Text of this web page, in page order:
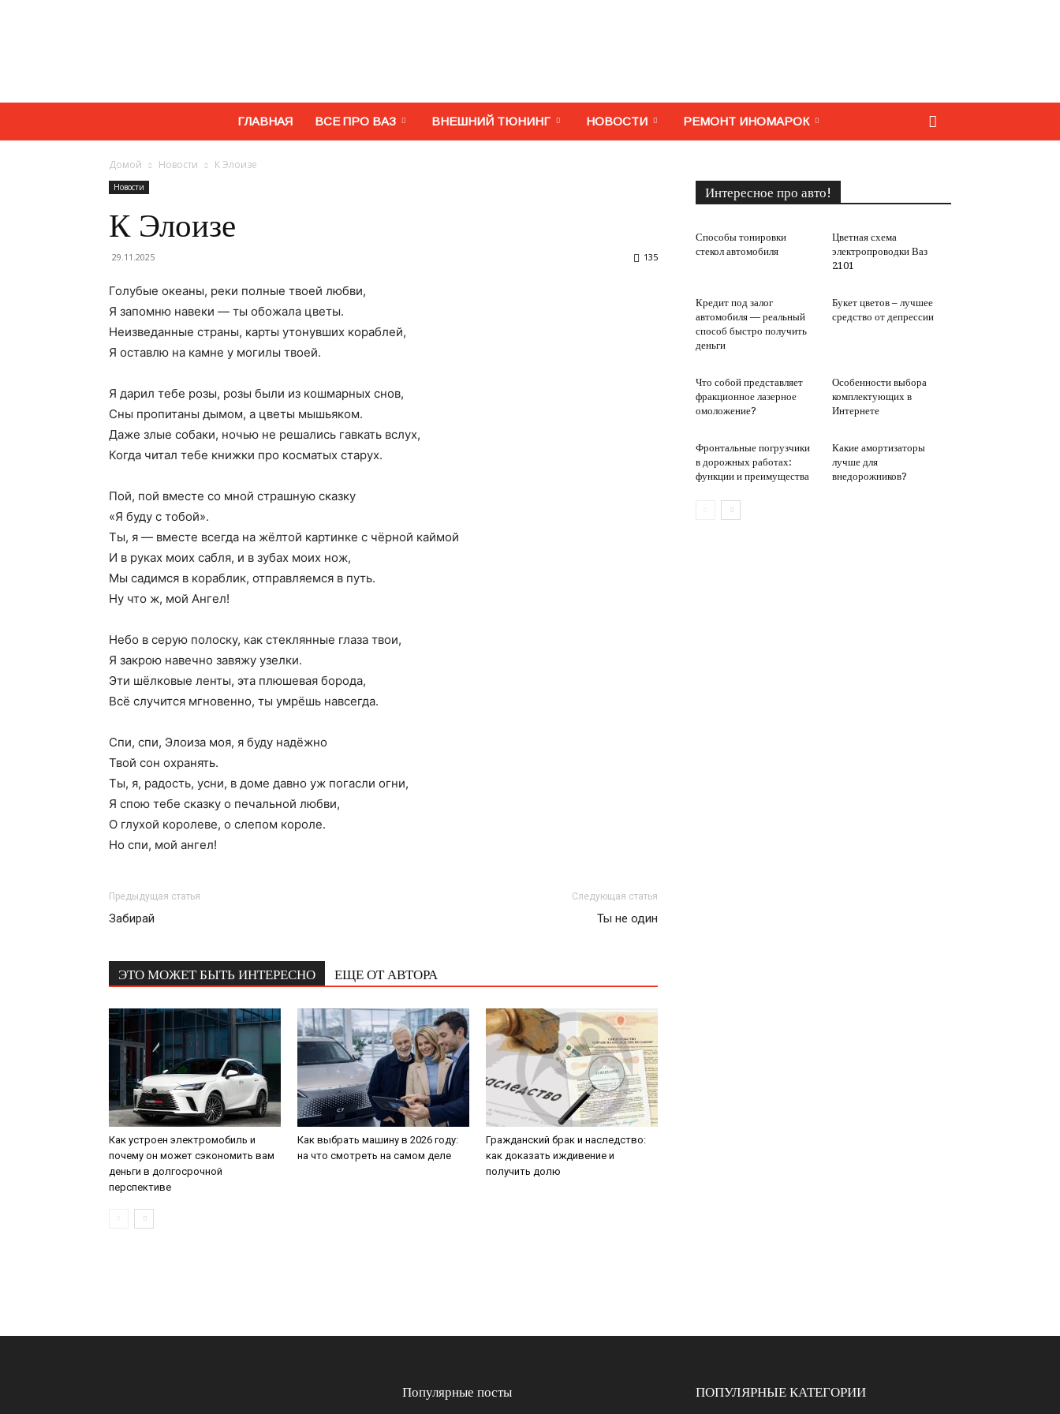
МегаВАЗ.
ГЛАВНАЯ ВСЕ ПРО ВАЗ ВНЕШНИЙ ТЮНИНГ НОВОСТИ РЕМОНТ ИНОМАРОК
Домой Новости К Элоизе
Новости
К Элоизе
29.11.2025 135
Голубые океаны, реки полные твоей любви,
Я запомню навеки — ты обожала цветы.
Неизведанные страны, карты утонувших кораблей,
Я оставлю на камне у могилы твоей.
Я дарил тебе розы, розы были из кошмарных снов,
Сны пропитаны дымом, а цветы мышьяком.
Даже злые собаки, ночью не решались гавкать вслух,
Когда читал тебе книжки про косматых старух.
Пой, пой вместе со мной страшную сказку
«Я буду с тобой».
Ты, я — вместе всегда на жёлтой картинке с чёрной каймой
И в руках моих сабля, и в зубах моих нож,
Мы садимся в кораблик, отправляемся в путь.
Ну что ж, мой Ангел!
Небо в серую полоску, как стеклянные глаза твои,
Я закрою навечно завяжу узелки.
Эти шёлковые ленты, эта плюшевая борода,
Всё случится мгновенно, ты умрёшь навсегда.
Спи, спи, Элоиза моя, я буду надёжно
Твой сон охранять.
Ты, я, радость, усни, в доме давно уж погасли огни,
Я спою тебе сказку о печальной любви,
О глухой королеве, о слепом короле.
Но спи, мой ангел!
Предыдущая статья
Забирай
Следующая статья
Ты не один
ЭТО МОЖЕТ БЫТЬ ИНТЕРЕСНО ЕЩЕ ОТ АВТОРА
Как устроен электромобиль и
почему он может сэкономить вам
деньги в долгосрочной
перспективе
Как выбрать машину в 2026 году:
на что смотреть на самом деле
Гражданский брак и наследство:
как доказать иждивение и
получить долю
Интересное про авто!
Способы тонировки
стекол автомобиля
Цветная схема
электропроводки Ваз
2101
Кредит под залог
автомобиля — реальный
способ быстро получить
деньги
Букет цветов – лучшее
средство от депрессии
Что собой представляет
фракционное лазерное
омоложение?
Особенности выбора
комплектующих в
Интернете
Фронтальные погрузчики
в дорожных работах:
функции и преимущества
Какие амортизаторы
лучше для
внедорожников?
Популярные посты ПОПУЛЯРНЫЕ КАТЕГОРИИ